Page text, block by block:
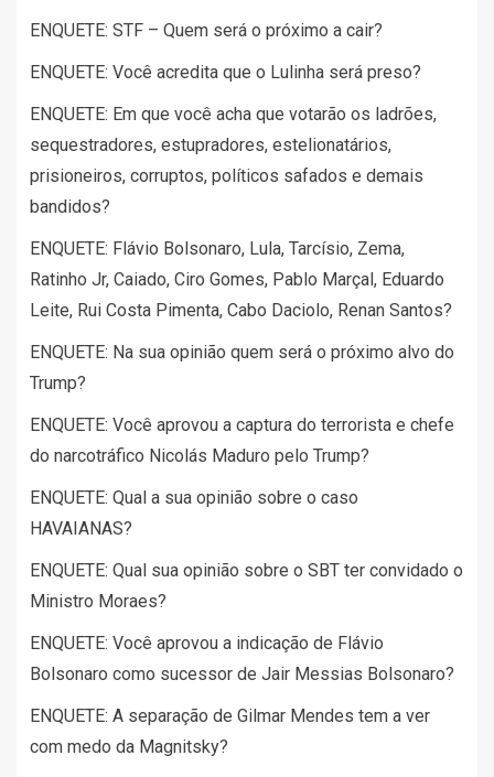
ENQUETE: STF – Quem será o próximo a cair?
ENQUETE: Você acredita que o Lulinha será preso?
ENQUETE: Em que você acha que votarão os ladrões,
sequestradores, estupradores, estelionatários,
prisioneiros, corruptos, políticos safados e demais
bandidos?
ENQUETE: Flávio Bolsonaro, Lula, Tarcísio, Zema,
Ratinho Jr, Caiado, Ciro Gomes, Pablo Marçal, Eduardo
Leite, Rui Costa Pimenta, Cabo Daciolo, Renan Santos?
ENQUETE: Na sua opinião quem será o próximo alvo do
Trump?
ENQUETE: Você aprovou a captura do terrorista e chefe
do narcotráfico Nicolás Maduro pelo Trump?
ENQUETE: Qual a sua opinião sobre o caso
HAVAIANAS?
ENQUETE: Qual sua opinião sobre o SBT ter convidado o
Ministro Moraes?
ENQUETE: Você aprovou a indicação de Flávio
Bolsonaro como sucessor de Jair Messias Bolsonaro?
ENQUETE: A separação de Gilmar Mendes tem a ver
com medo da Magnitsky?